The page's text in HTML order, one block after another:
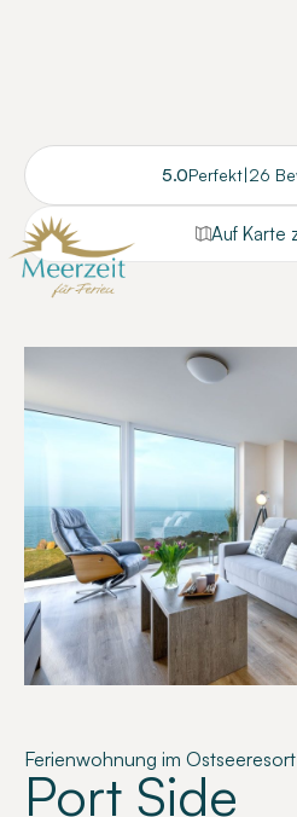
5.0Perfekt|26
Auf Karte
Ferienwohnung im
Port Side